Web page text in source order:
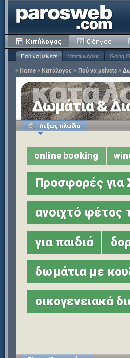
Πού να μείνετε Μετακινήσεις Going
» Home » Κατάλογος » Πού να μείνετε »
Δωμάτια &
online booking
Προσφορές για
ανοιχτό φέτος
για παιδιά
δωμάτια με
οικογενειακά